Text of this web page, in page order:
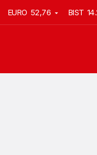
EURO 52,76 BIST